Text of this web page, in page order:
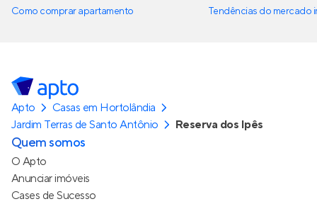
Como comprar apartamento
Tendências do mercado
Apto
Casas em Hortolândia
Jardim Terras de Santo Antônio
Reserva dos Ipês
Quem somos
O Apto
Anunciar imóveis
Cases de Sucesso